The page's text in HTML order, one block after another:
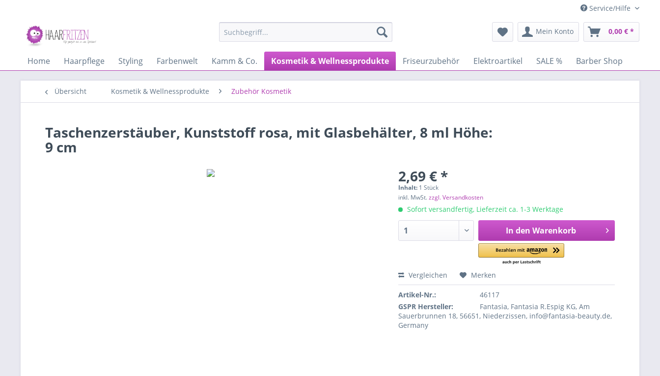
Service/Hilfe
Mein Konto 0,00 € *
Home Haarpflege Styling Farbenwelt Kamm & Co. Kosmetik & Wellnessprodukte Friseurzubehör Elektroartikel SALE % Barber Shop
Übersicht Kosmetik & Wellnessprodukte Zubehör Kosmetik
Taschenzerstäuber, Kunststoff rosa, mit Glasbehälter, 8 ml Höhe:
9 cm
2,69 € *
Inhalt: 1 Stück
inkl. MwSt.zzgl. Versandkosten
Sofort versandfertig, Lieferzeit ca. 1-3 Werktage
In den Warenkorb
Vergleichen Merken
Artikel-Nr.:
46117
GSPR Hersteller:
Fantasia, Fantasia R.Espig KG, Am
Sauerbrunnen 18, 56651, Niederzissen, info@fantasia-beauty.de,
Germany